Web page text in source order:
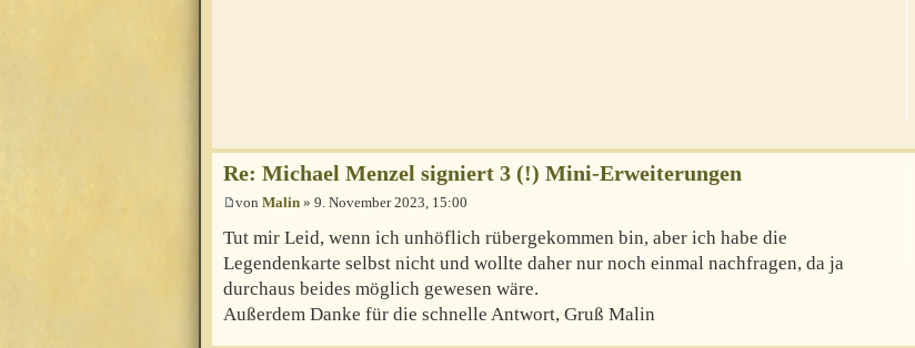
Re: Michael Menzel signiert 3 (!) Mini-Erweiterungen
von Malin » 9. November 2023, 15:00
Tut mir Leid, wenn ich unhöflich rübergekommen bin, aber ich habe die
Legendenkarte selbst nicht und wollte daher nur noch einmal nachfragen, da ja
durchaus beides möglich gewesen wäre.
Außerdem Danke für die schnelle Antwort, Gruß Malin